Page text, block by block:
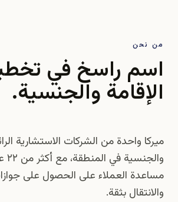
من نحن
اسم راسخ في
الإقامة والجنسية.
ميركا واحدة من الشركات الاستشارية
مساعدة العملاء على الحصول على
والانتقال بثقة.